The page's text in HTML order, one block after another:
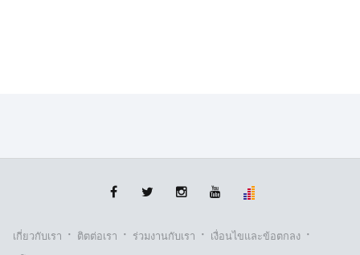
เกี่ยวกับเรา · ติตต่อเรา · ร่วมงานกับเรา · เงื่อนไขและข้อตกลง ·